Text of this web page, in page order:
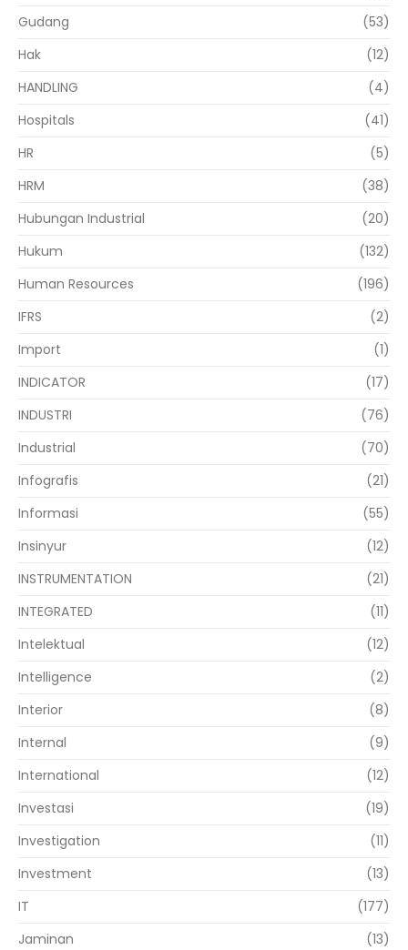
Gudang
(53)
Hak
(12)
HANDLING
(4)
Hospitals
(41)
HR
(5)
HRM
(38)
Hubungan Industrial
(20)
Hukum
(132)
Human Resources
(196)
IFRS
(2)
Import
(1)
INDICATOR
(17)
INDUSTRI
(76)
Industrial
(70)
Infografis
(21)
Informasi
(55)
Insinyur
(12)
INSTRUMENTATION
(21)
INTEGRATED
(11)
Intelektual
(12)
Intelligence
(2)
Interior
(8)
Internal
(9)
International
(12)
Investasi
(19)
Investigation
(11)
Investment
(13)
IT
(177)
Jaminan
(13)